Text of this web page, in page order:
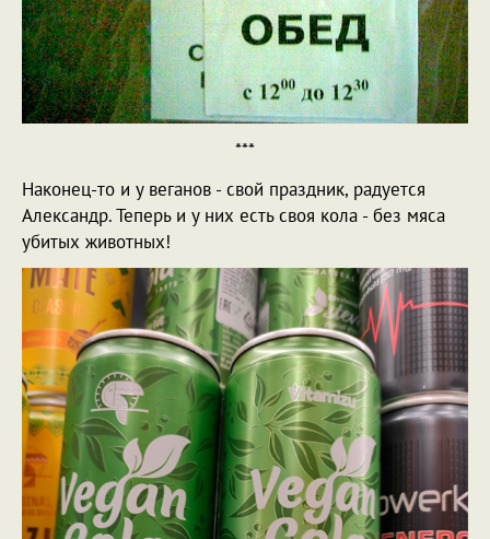
***
Наконец-то и у веганов - свой праздник, радуется
Александр. Теперь и у них есть своя кола - без мяса
убитых животных!